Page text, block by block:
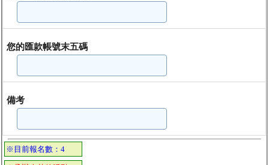
您的匯款帳號末五碼
備考
※目前報名數：4